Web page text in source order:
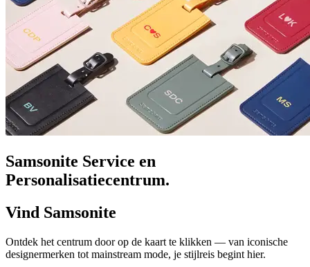
Samsonite Service en
Personalisatiecentrum.
Vind Samsonite
Ontdek het centrum door op de kaart te klikken — van iconische
designermerken tot mainstream mode, je stijlreis begint hier.